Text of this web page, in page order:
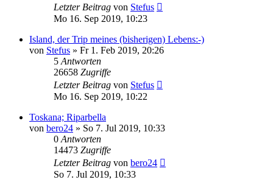
Letzter Beitrag von Stefus
Mo 16. Sep 2019, 10:23
Island, der Trip meines (bisherigen) Lebens:-)
von Stefus » Fr 1. Feb 2019, 20:26
5 Antworten
26658 Zugriffe
Letzter Beitrag von Stefus
Mo 16. Sep 2019, 10:22
Toskana; Riparbella
von bero24 » So 7. Jul 2019, 10:33
0 Antworten
14473 Zugriffe
Letzter Beitrag von bero24
So 7. Jul 2019, 10:33